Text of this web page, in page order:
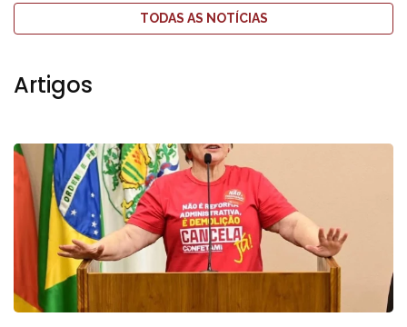
TODAS AS NOTÍCIAS
Artigos